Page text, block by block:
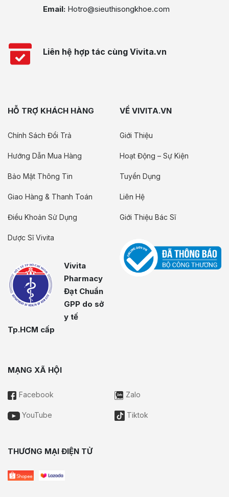
Email: Hotro@sieuthisongkhoe.com
Liên hệ hợp tác cùng Vivita.vn
HỖ TRỢ KHÁCH HÀNG
Chính Sách Đổi Trả
Hướng Dẫn Mua Hàng
Bảo Mật Thông Tin
Giao Hàng & Thanh Toán
Điều Khoản Sử Dụng
Dược Sĩ Vivita
Vivita
Pharmacy
Đạt Chuẩn
GPP do sở
y tế
Tp.HCM cấp
VỀ VIVITA.VN
Giới Thiệu
Hoạt Động – Sự Kiện
Tuyển Dụng
Liên Hệ
Giới Thiệu Bác Sĩ
MẠNG XÃ HỘI
Facebook Zalo
YouTube Tiktok
THƯƠNG MẠI ĐIỆN TỬ